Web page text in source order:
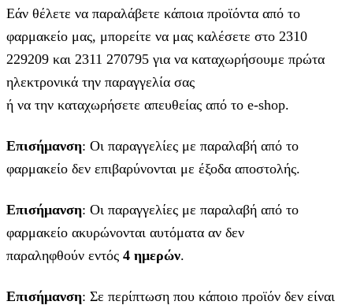
Εάν θέλετε να παραλάβετε κάποια προϊόντα από το
φαρμακείο μας, μπορείτε να μας καλέσετε στο 2310
229209 και 2311 270795 για να καταχωρήσουμε πρώτα
ηλεκτρονικά την παραγγελία σας
ή να την καταχωρήσετε απευθείας από το e-shop.
Επισήμανση: Οι παραγγελίες με παραλαβή από το
φαρμακείο δεν επιβαρύνονται με έξοδα αποστολής.
Επισήμανση: Οι παραγγελίες με παραλαβή από το
φαρμακείο ακυρώνονται αυτόματα αν δεν
παραληφθούν εντός 4 ημερών.
Επισήμανση: Σε περίπτωση που κάποιο προϊόν δεν είναι